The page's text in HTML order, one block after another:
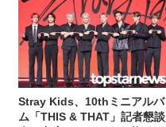
Stray Kids、10thミニアルバ
ム「THIS & THAT」記者懇談